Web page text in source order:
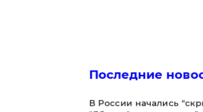
Последние
В России начались